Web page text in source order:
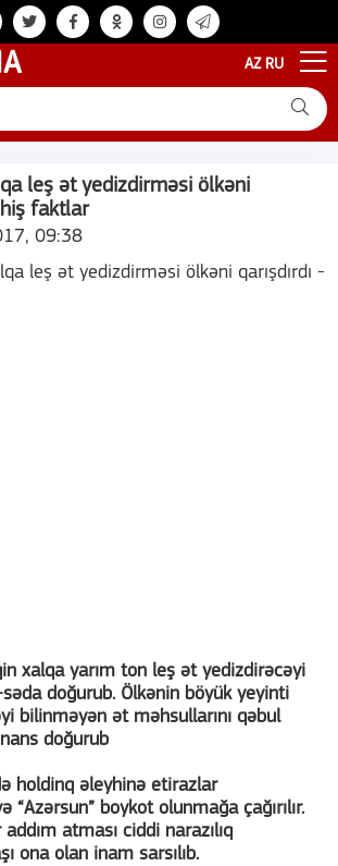
AZ RU
leş ət yedizdirməsi ölkəni
faktlar
09:38
xalqa yarım ton leş ət yedizdirəcəyi
doğurub. Ölkənin böyük yeyinti
bilinməyən ət məhsullarını qəbul
doğurub
holdinq əleyhinə etirazlar
“Azərsun” boykot olunmağa çağırılır.
atması ciddi narazılıq
ona olan inam sarsılıb.